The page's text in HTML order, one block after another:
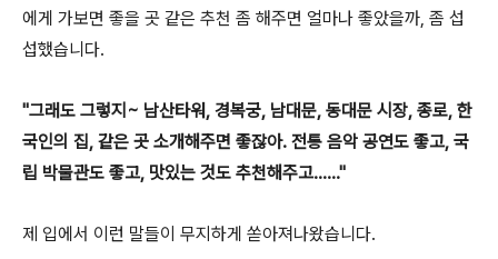
에게 가보면 좋을 곳 같은 추천 좀 해주면 얼마나 좋았을까, 좀 섭
섭했습니다.
"그래도 그렇지~ 남산타워, 경복궁, 남대문, 동대문 시장, 종로, 한
국인의 집, 같은 곳 소개해주면 좋잖아. 전통 음악 공연도 좋고, 국
립 박물관도 좋고, 맛있는 것도 추천해주고......"
제 입에서 이런 말들이 무지하게 쏟아져나왔습니다.